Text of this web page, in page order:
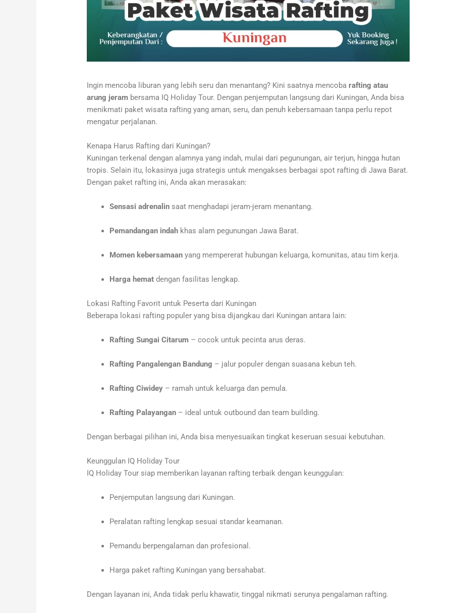
Ingin mencoba liburan yang lebih seru dan menantang? Kini saatnya mencobarafting atau
arung jeram bersama IQ Holiday Tour. Dengan penjemputan langsung dari Kuningan, Anda bisa
menikmati paket wisata rafting yang aman, seru, dan penuh kebersamaan tanpa perlu repot
mengatur perjalanan.
Kenapa Harus Rafting dari Kuningan?
Kuningan terkenal dengan alamnya yang indah, mulai dari pegunungan, air terjun, hingga hutan
tropis. Selain itu, lokasinya juga strategis untuk mengakses berbagai spot rafting di Jawa Barat.
Dengan paket rafting ini, Anda akan merasakan:
Sensasi adrenalin saat menghadapi jeram-jeram menantang.
Pemandangan indah khas alam pegunungan Jawa Barat.
Momen kebersamaan yang mempererat hubungan keluarga, komunitas, atau tim kerja.
Harga hemat dengan fasilitas lengkap.
Lokasi Rafting Favorit untuk Peserta dari Kuningan
Beberapa lokasi rafting populer yang bisa dijangkau dari Kuningan antara lain:
Rafting Sungai Citarum – cocok untuk pecinta arus deras.
Rafting Pangalengan Bandung – jalur populer dengan suasana kebun teh.
Rafting Ciwidey – ramah untuk keluarga dan pemula.
Rafting Palayangan – ideal untuk outbound dan team building.
Dengan berbagai pilihan ini, Anda bisa menyesuaikan tingkat keseruan sesuai kebutuhan.
Keunggulan IQ Holiday Tour
IQ Holiday Tour siap memberikan layanan rafting terbaik dengan keunggulan:
Penjemputan langsung dari Kuningan.
Peralatan rafting lengkap sesuai standar keamanan.
Pemandu berpengalaman dan profesional.
Harga paket rafting Kuningan yang bersahabat.
Dengan layanan ini, Anda tidak perlu khawatir, tinggal nikmati serunya pengalaman rafting.